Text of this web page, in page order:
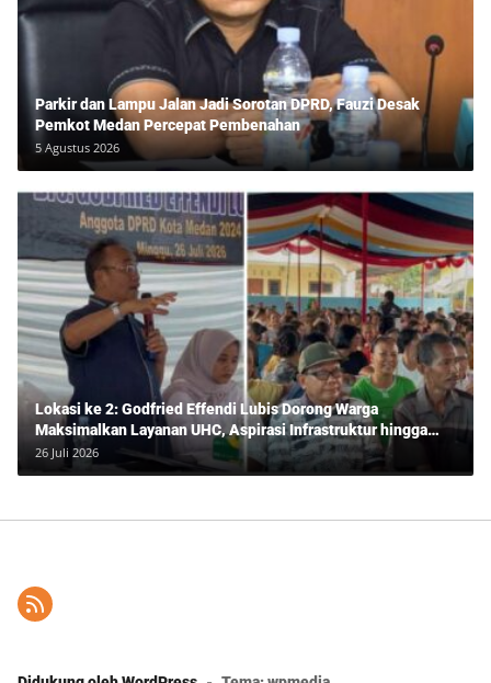
Parkir dan Lampu Jalan Jadi Sorotan DPRD, Fauzi Desak
Pemkot Medan Percepat Pembenahan
5 Agustus 2026
Lokasi ke 2: Godfried Effendi Lubis Dorong Warga
Maksimalkan Layanan UHC, Aspirasi Infrastruktur hingga
Pendidikan Mengemuka dalam Reses Medan Amplas
26 Juli 2026